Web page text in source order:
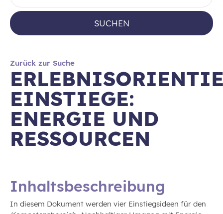
SUCHEN
Zurück zur Suche
EINSTIEGE:
ENERGIE UND
RESSOURCEN
Inhaltsbeschreibung
In diesem Dokument werden vier Einstiegsideen für den